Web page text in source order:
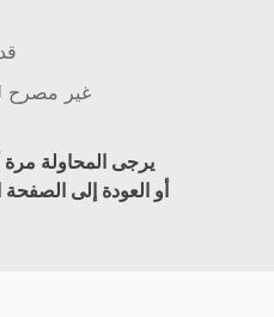
غير مصرح
يرجى المحاولة
أو العودة إلى